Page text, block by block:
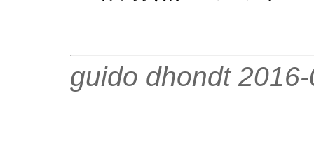
guido dhondt